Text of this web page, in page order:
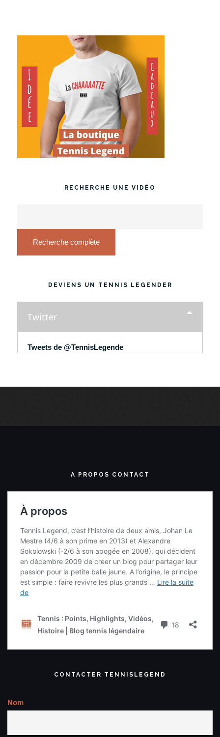
RECHERCHE UNE VIDÉO
Recherche complète
DEVIENS UN TENNIS LEGENDER
Twitter
Tweets de @TennisLegende
A PROPOS CONTACT
CONTACTER TENNISLEGEND
Nom